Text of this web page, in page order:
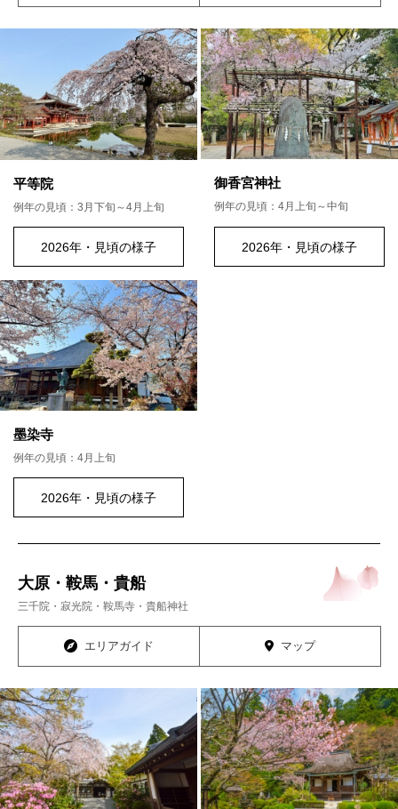
平等院
例年の見頃：3月下旬～4月上旬
2026年・見頃の様子
御香宮神社
例年の見頃：4月上旬～中旬
2026年・見頃の様子
墨染寺
例年の見頃：4月上旬
2026年・見頃の様子
大原・鞍馬・貴船
三千院・寂光院・鞍馬寺・貴船神社
エリアガイド マップ